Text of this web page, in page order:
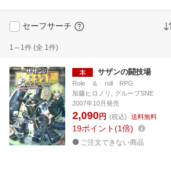
セーフサーチ
1～1件 (全 1件)
サザンの闘技場
Role ＆ roll RPG
加藤ヒロノリ, グループSNE
2007年10月発売
2,090円 (税込) 送料無料
19ポイント 1倍
ご注文できない商品